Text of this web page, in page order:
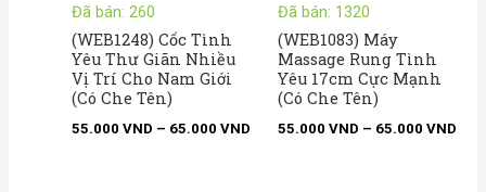
Đã bán: 260
(WEB1248) Cốc Tình
Yêu Thư Giãn Nhiều
Vị Trí Cho Nam Giới
(Có Che Tên)
55.000VND – 65.000VND
Đã bán: 1320
(WEB1083) Máy
Massage Rung Tình
Yêu 17cm Cực Mạnh
(Có Che Tên)
55.000 VND – 65.000 VND